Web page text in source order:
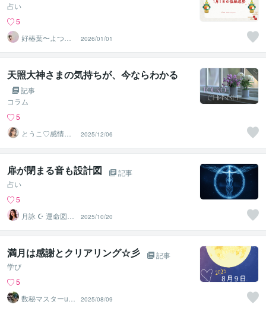
占い
5
好椿葉〜よつ
ば〜
2026/01/01
天照大神さまの気持ちが、今ならわかる
記事
コラム
5
とうこ♡感情の
コンシェルジュ
2025/12/06
扉が閉まる音も設計図
記事
占い
5
月詠 ☪︎ 運命図書
館の司書
2025/10/20
満月は感謝とクリアリング☆彡
記事
学び
5
数秘マスターura
ra
2025/08/09